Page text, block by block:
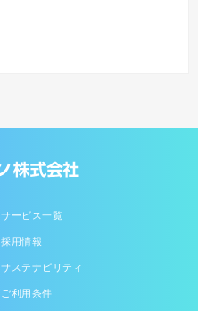
サービス一覧
採用情報
サステナビリティ
ご利用条件